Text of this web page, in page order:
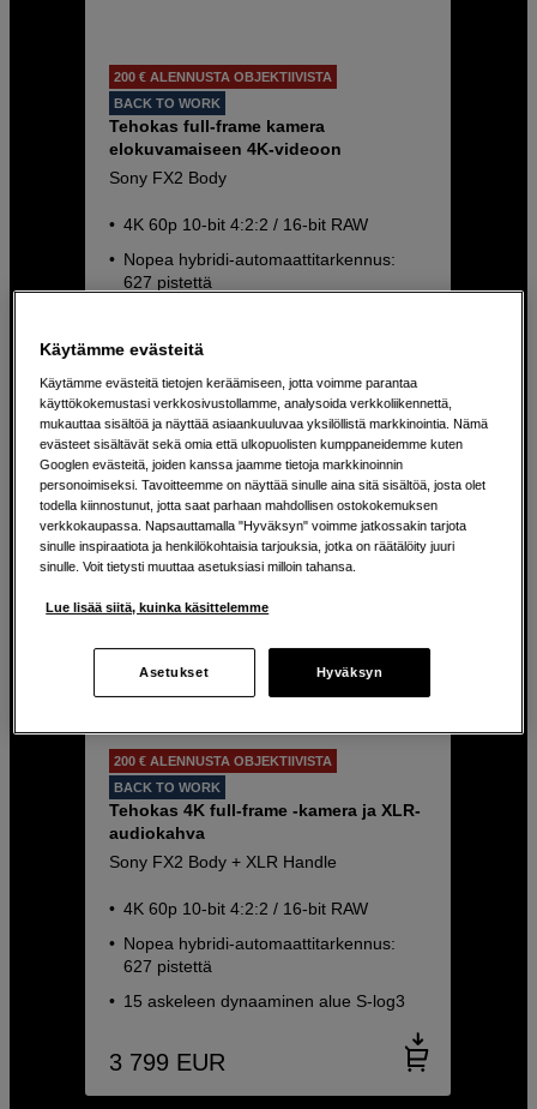
200 € ALENNUSTA OBJEKTIIVISTA
BACK TO WORK
Tehokas full-frame kamera
elokuvamaiseen 4K-videoon
Sony FX2 Body
4K 60p 10-bit 4:2:2 / 16-bit RAW
Nopea hybridi-automaattitarkennus:
627 pistettä
3 289 EUR
200 € ALENNUSTA OBJEKTIIVISTA
BACK TO WORK
Tehokas 4K full-frame -kamera ja XLR-
audiokahva
Sony FX2 Body + XLR Handle
4K 60p 10-bit 4:2:2 / 16-bit RAW
Nopea hybridi-automaattitarkennus:
627 pistettä
15 askeleen dynaaminen alue S-log3
3 799 EUR
Käytämme evästeitä
Käytämme evästeitä tietojen keräämiseen, jotta voimme parantaa
käyttökokemustasi verkkosivustollamme, analysoida verkkoliikennettä,
mukauttaa sisältöä ja näyttää asiaankuuluvaa yksilöllistä markkinointia. Nämä
evästeet sisältävät sekä omia että ulkopuolisten kumppaneidemme kuten
Googlen evästeitä, joiden kanssa jaamme tietoja markkinoinnin
personoimiseksi. Tavoitteemme on näyttää sinulle aina sitä sisältöä, josta olet
todella kiinnostunut, jotta saat parhaan mahdollisen ostokokemuksen
verkkokaupassa. Napsauttamalla "Hyväksyn" voimme jatkossakin tarjota
sinulle inspiraatiota ja henkilökohtaisia tarjouksia, jotka on räätälöity juuri
sinulle. Voit tietysti muuttaa asetuksiasi milloin tahansa.
Lue lisää siitä, kuinka käsittelemme
Asetukset Hyväksyn